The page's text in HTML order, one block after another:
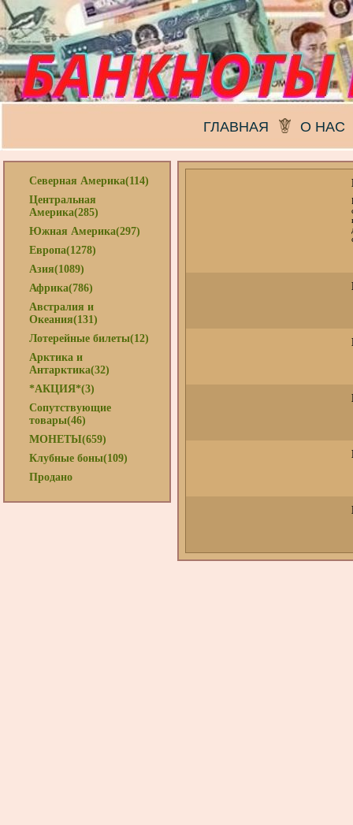
ГЛАВНАЯ О НАС
Северная Америка(114)
Центральная
Америка(285)
Южная Америка(297)
Европа(1278)
Азия(1089)
Африка(786)
Австралия и
Океания(131)
Лотерейные билеты(12)
Арктика и
Антарктика(32)
*АКЦИЯ*(3)
Сопутствующие
товары(46)
МОНЕТЫ(659)
Клубные боны(109)
Продано